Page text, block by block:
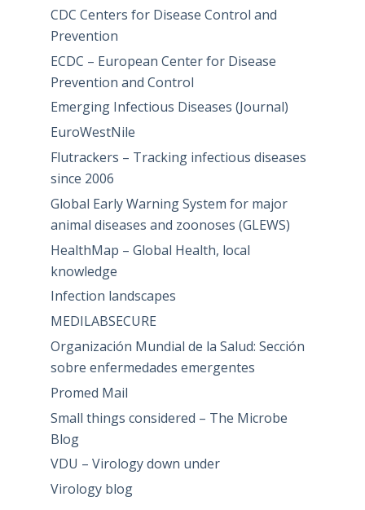
CDC Centers for Disease Control and
Prevention
ECDC – European Center for Disease
Prevention and Control
Emerging Infectious Diseases (Journal)
EuroWestNile
Flutrackers – Tracking infectious diseases
since 2006
Global Early Warning System for major
animal diseases and zoonoses (GLEWS)
HealthMap – Global Health, local
knowledge
Infection landscapes
MEDILABSECURE
Organización Mundial de la Salud: Sección
sobre enfermedades emergentes
Promed Mail
Small things considered – The Microbe
Blog
VDU – Virology down under
Virology blog